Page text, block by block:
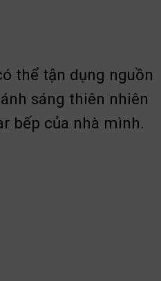
thể tận dụng nguồn
sáng thiên nhiên
bếp của nhà mình.